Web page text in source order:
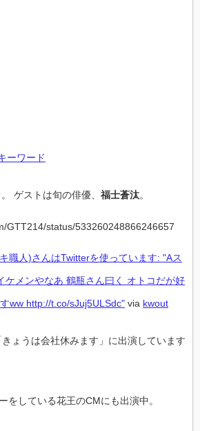
ーワード
ゲストは旬の俳優、 福士蒼汰。
職人)さんはTwitterを使っています: "Aス
ケメンやなあ 鶴瓶さん曰く オトコだが好
ww http://t.co/sJuj5ULSdc" via kwout
ょうは会社休みます」に出演しています
をしている花王のCMにも出演中。